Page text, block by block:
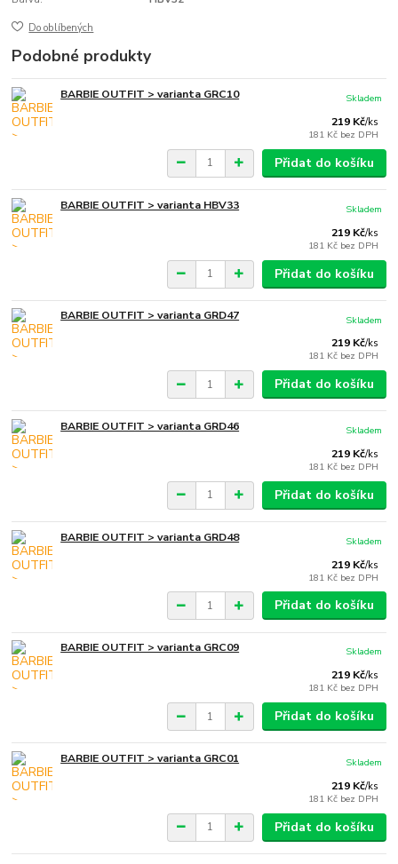
Do oblíbených
Podobné produkty
BARBIE OUTFIT > varianta GRC10
219 Kč/ks
181 Kč bez DPH
Skladem
Přidat do košíku
BARBIE OUTFIT > varianta HBV33
219 Kč/ks
181 Kč bez DPH
Skladem
Přidat do košíku
BARBIE OUTFIT > varianta GRD47
219 Kč/ks
181 Kč bez DPH
Skladem
Přidat do košíku
BARBIE OUTFIT > varianta GRD46
219 Kč/ks
181 Kč bez DPH
Skladem
Přidat do košíku
BARBIE OUTFIT > varianta GRD48
219 Kč/ks
181 Kč bez DPH
Skladem
Přidat do košíku
BARBIE OUTFIT > varianta GRC09
219 Kč/ks
181 Kč bez DPH
Skladem
Přidat do košíku
BARBIE OUTFIT > varianta GRC01
219 Kč/ks
181 Kč bez DPH
Skladem
Přidat do košíku